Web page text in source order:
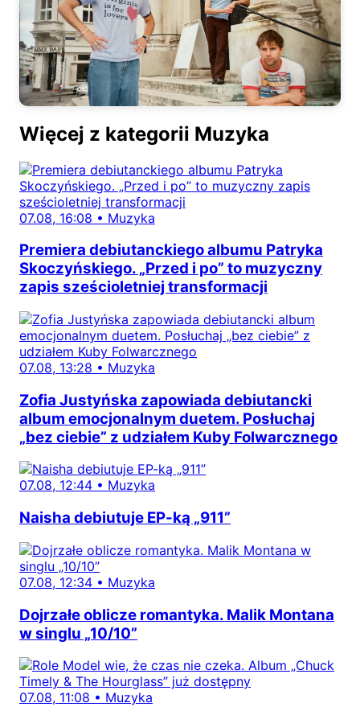
Więcej z kategorii Muzyka
07.08, 16:08 • Muzyka
Premiera debiutanckiego albumu Patryka
Skoczyńskiego. „Przed i po” to muzyczny
zapis sześcioletniej transformacji
07.08, 13:28 • Muzyka
Zofia Justyńska zapowiada debiutancki
album emocjonalnym duetem. Posłuchaj
„bez ciebie” z udziałem Kuby Folwarcznego
07.08, 12:44 • Muzyka
Naisha debiutuje EP-ką „911”
07.08, 12:34 • Muzyka
Dojrzałe oblicze romantyka. Malik Montana
w singlu „10/10”
07.08, 11:08 • Muzyka